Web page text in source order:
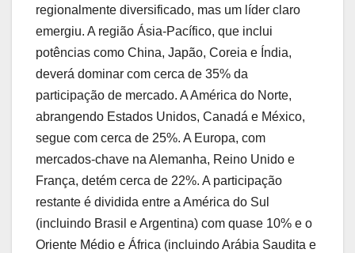
regionalmente diversificado, mas um líder claro
emergiu. A região Ásia-Pacífico, que inclui
potências como China, Japão, Coreia e Índia,
deverá dominar com cerca de 35% da
participação de mercado. A América do Norte,
abrangendo Estados Unidos, Canadá e México,
segue com cerca de 25%. A Europa, com
mercados-chave na Alemanha, Reino Unido e
França, detém cerca de 22%. A participação
restante é dividida entre a América do Sul
(incluindo Brasil e Argentina) com quase 10% e o
Oriente Médio e África (incluindo Arábia Saudita e